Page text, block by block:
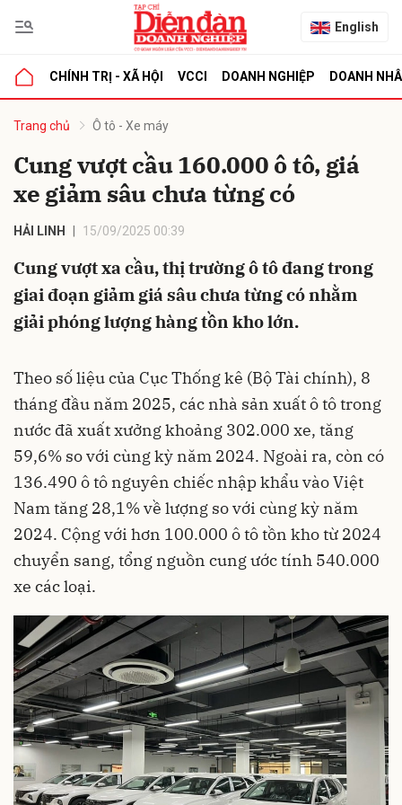
English
CHÍNH TRỊ - XÃ HỘI VCCI DOANH NGHIỆP DOANH
Trang chủ Ô tô - Xe máy
Cung vượt cầu 160.000 ô tô, giá
xe giảm sâu chưa từng có
HẢI LINH 15/09/2025 00:39
Cung vượt xa cầu, thị trường ô tô đang trong
giai đoạn giảm giá sâu chưa từng có nhằm
giải phóng lượng hàng tồn kho lớn.
Theo số liệu của Cục Thống kê (Bộ Tài chính), 8
tháng đầu năm 2025, các nhà sản xuất ô tô trong
nước đã xuất xưởng khoảng 302.000 xe, tăng
59,6% so với cùng kỳ năm 2024. Ngoài ra, còn có
136.490 ô tô nguyên chiếc nhập khẩu vào Việt
Nam tăng 28,1% về lượng so với cùng kỳ năm
2024. Cộng với hơn 100.000 ô tô tồn kho từ 2024
chuyển sang, tổng nguồn cung ước tính 540.000
xe các loại.
luận
Hủy